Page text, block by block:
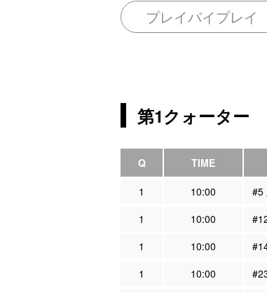
プレイバイプレイ
第1クォーター
Q TIME
1 10:00
#5
1
10:00
1
10:00
1
10:00